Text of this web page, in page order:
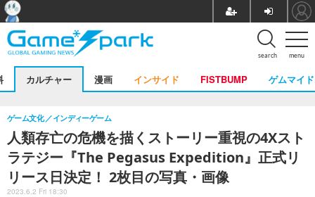
menu
search
カルチャー 漫画 インサイド FISTBUMP ゲムマイド
人類存亡の危機を描くストーリー重視の4Xスト
ラテジー『The Pegasus Expedition』正式リ
リース日決定！ 2枚目の写真・画像
ゲーム文化 インディーゲーム
2023.6.2 Fri 18:30